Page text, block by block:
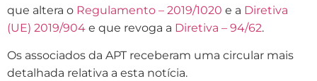
que altera o Regulamento – 2019/1020 e a Diretiva
(UE) 2019/904 e que revoga a Diretiva – 94/62.
Os associados da APT receberam uma circular mais
detalhada relativa a esta notícia.